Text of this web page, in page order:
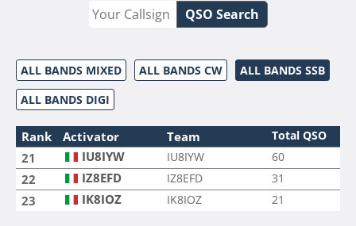
QSO Search
ALL BANDS MIXED ALL BANDS CW
ALL BANDS SSB
ALL BANDS DIGI
Rank Activator Team Total QSO
21 IU8IYW IU8IYW 60
22 IZ8EFD IZ8EFD 31
23 IK8IOZ IK8IOZ 21